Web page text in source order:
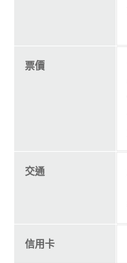
票價
交通
信用卡